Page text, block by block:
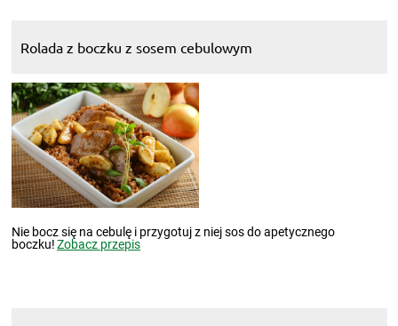
Rolada z boczku z sosem cebulowym
Nie bocz się na cebulę i przygotuj z niej sos do apetycznego
boczku!Zobacz przepis